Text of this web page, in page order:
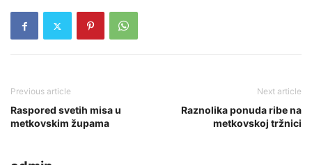
Previous article
Raspored svetih misa u
metkovskim župama
Next article
Raznolika ponuda ribe na
metkovskoj tržnici